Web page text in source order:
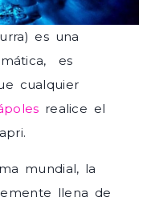
es una
es
cualquier
realice el
mundial, la
llena de